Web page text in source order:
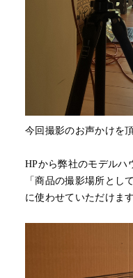
今回撮影のお声かけを
HPから弊社のモデルハ
「商品の撮影場所とし
に使わせていただけま